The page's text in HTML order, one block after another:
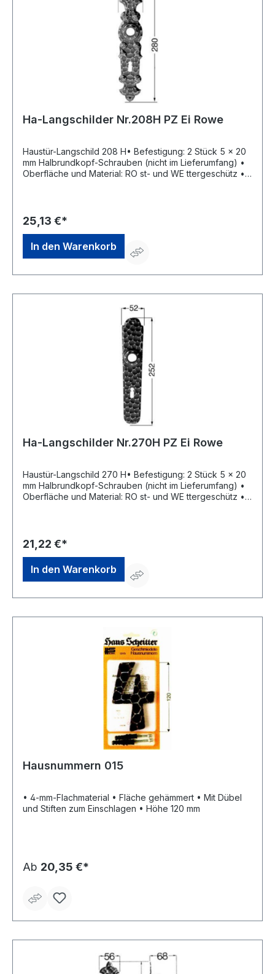
Ha-Langschilder Nr.208H PZ Ei Rowe
Haustür-Langschild 208 H• Befestigung: 2 Stück 5 x 20
mm Halbrundkopf-Schrauben (nicht im Lieferumfang) •
Oberfläche und Material: RO st- und WE ttergeschütz •
+4982849988190, verkauf@scheitter.deAbbildung zeigt
Lochung BB
25,13 €*
In den Warenkorb
Ha-Langschilder Nr.270H PZ Ei Rowe
Haustür-Langschild 270 H• Befestigung: 2 Stück 5 x 20
mm Halbrundkopf-Schrauben (nicht im Lieferumfang) •
Oberfläche und Material: RO st- und WE ttergeschütz •
+4982849988190, verkauf@scheitter.deAbbildung zeigt
Lochung BB
21,22 €*
In den Warenkorb
Hausnummern 015
• 4-mm-Flachmaterial • Fläche gehämmert • Mit Dübel
und Stiften zum Einschlagen • Höhe 120 mm
Ab 20,35 €*